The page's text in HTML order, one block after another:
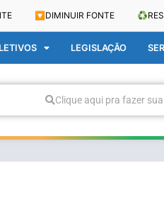
🔽 DIMINUIR FONTE ♻️
LEGISLAÇÃO
Clique aqui pra fazer